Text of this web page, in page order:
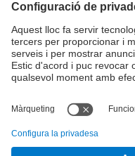
Directori UPC
Formulari de